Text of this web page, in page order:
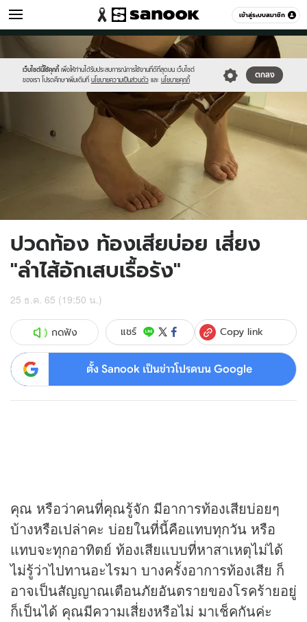
เข้าสู่ระบบสมาชิก
สุขภาพ หมวดอื่นๆ
เว็บไซต์นี้ใช้คุกกี้ เพื่อให้ท่านได้รับประสบการณ์การใช้งานที่ดีที่สุดบน เว็บไซต์
ของเรา โปรดศึกษาเพิ่มเติมที่ นโยบายความเป็นส่วนตัว และ นโยบายคุกกี้
ตกลง
//s.isanook.com/sr/0/images/logo-
new-
sanook.png
//s.isanook.com/he/0/ud/1/6185/diarrhea.jpg
ปวดท้อง ท้องเสียบ่อย เสี่ยง
"ลำไส้อักเสบเรื้อรัง"
25 ธ.ค. 65 (19:50 น.)
กดฟัง แชร์ Copy link
ตั้ง Sanook เป็นข่าวโปรดบน Google
คุณ หรือว่าคนที่คุณรู้จัก มีอาการท้องเสียบ่อยๆ
บ้างหรือเปล่าคะ บ่อยในที่นี้คือแทบทุกวัน หรือ
แทบจะทุกอาทิตย์ ท้องเสียแบบที่หาสาเหตุไม่ได้
ไม่รู้ว่าไปทานอะไรมา บางครั้งอาการท้องเสีย ก็
อาจเป็นสัญญาณเตือนภัยอันตรายของโรคร้ายอยู่
ก็เป็นได้ คุณมีความเสี่ยงหรือไม่ มาเช็คกันค่ะ